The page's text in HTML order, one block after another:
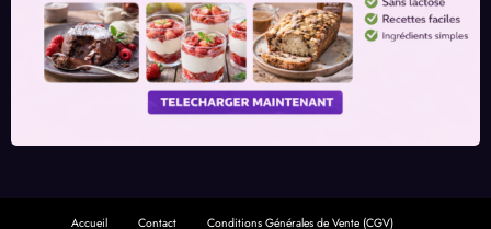
Accueil Contact Conditions Générales de Vente (CGV)